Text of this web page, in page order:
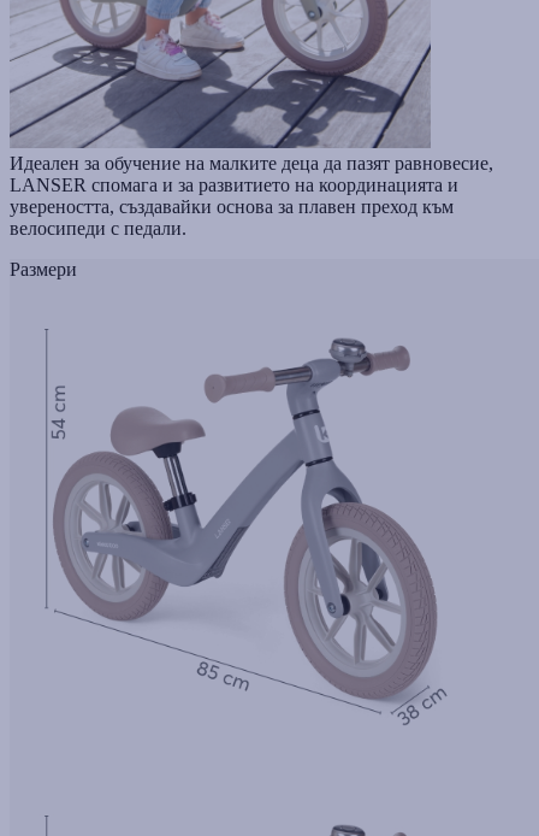
Идеален за обучение на малките деца да пазят равновесие,
LANSER спомага и за развитието на координацията и
увереността, създавайки основа за плавен преход към
велосипеди с педали.
Размери